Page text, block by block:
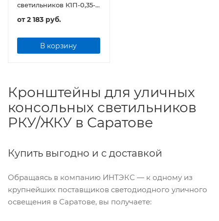
светильников К1П-0,35-
от2 183 руб.
В корзину
Кронштейны для уличных
консольных светильников
РКУ/ЖКУ в Саратове
Купить выгодно и с доставкой
Обращаясь в компанию ИНТЭКС — к одному из
крупнейших поставщиков светодиодного уличного
освещения в Саратове, вы получаете: